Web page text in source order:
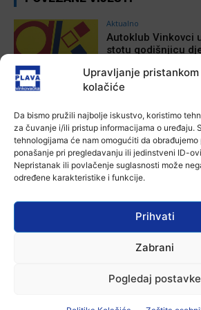
Upravljanje pristankom
kolačiće
Da bismo pružili najbolje iskustvo, koristimo
za čuvanje i/ili pristup informacijama o uređaju.
tehnologijama će nam omogućiti da
ponašanje pri pregledavanju ili jedinstveni ID-
Nepristanak ili povlačenje suglasnosti može
određene karakteristike i funkcije.
Prihvati
Zabrani
Pogledaj postavke
Aktualno
Autoklub Vinkovci
stotu godišnjicu
Za dva tjedna
Divlja liga
7 kolovoza, 2026
Aktualno
plovidba na Dunavu